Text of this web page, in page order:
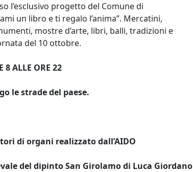
l’esclusivo progetto del Comune di
un libro e ti regalo l’anima”. Mercatini,
mostre d’arte, libri, balli, tradizioni e
del 10 ottobre.
8 ALLE ORE 22
le strade del paese.
di organi realizzato dall’AIDO
del dipinto San Girolamo di Luca Giordano